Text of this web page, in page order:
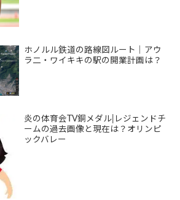
ホノルル鉄道の路線図ルート｜アウ
ラ二・ワイキキの駅の開業計画は？
炎の体育会TV銅メダル|レジェンドチ
ームの過去画像と現在は？オリンピ
ックバレー